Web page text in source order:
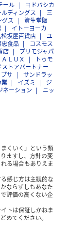
ール
ヨドバシカ
ディングス
三
グス
資生堂販
イトーヨーカ
坂屋百貨店
ユ
食品
コスモス
店
プリモジャパ
ＡＬＵＸ
トゥモ
ストアパートナー
サ
サンドラッ
業 イズミ
ジ
ネーション
ニッ
くいく」という類
ますし、方針の変
る場合もありえま
感じ方は主観的な
ならずしもあなた
評価の高くない企
トは保証しかねま
めてください。